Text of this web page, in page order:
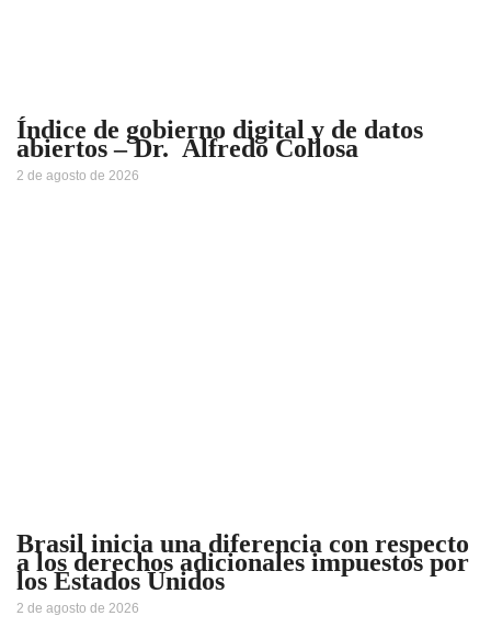
Índice de gobierno digital y de datos
abiertos – Dr. Alfredo Collosa
2 de agosto de 2026
Brasil inicia una diferencia con respecto
a los derechos adicionales impuestos por
los Estados Unidos
2 de agosto de 2026